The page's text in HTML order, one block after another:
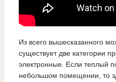
Из всего вышесказанного
существует две категории
электронные. Если теплый
небольшом помещении, то